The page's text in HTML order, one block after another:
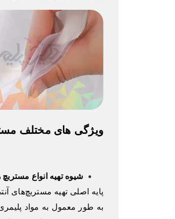
ویژگی های مختلف
شیوه تهیه انواع مستربچ
پایه اصلی تهیه مستربچ‌های
به طور معمول به مواد